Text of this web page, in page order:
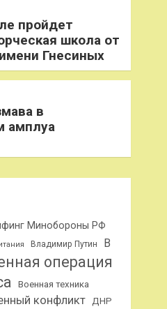
пройдет
школа от
Гнесиных
в
амплуа
Минобороны РФ
Владимир Путин
В
операция
Военная техника
конфликт ДНР